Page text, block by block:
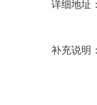
详细地址
补充说明